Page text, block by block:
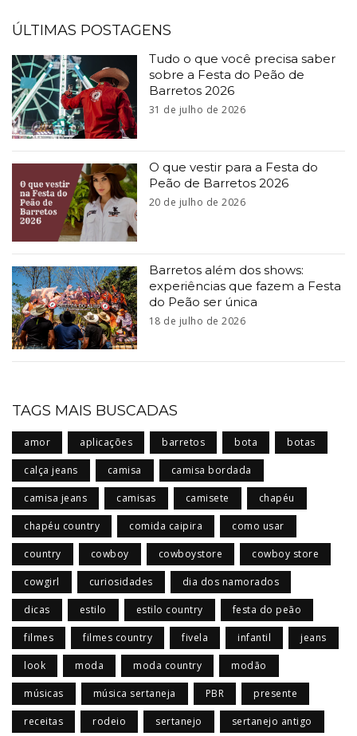
ÚLTIMAS POSTAGENS
Tudo o que você precisa saber
sobre a Festa do Peão de
Barretos 2026
31 de julho de 2026
O que vestir para a Festa do
Peão de Barretos 2026
20 de julho de 2026
Barretos além dos shows:
experiências que fazem a Festa
do Peão ser única
18 de julho de 2026
TAGS MAIS BUSCADAS
amor aplicações barretos bota botas
calça jeans camisa camisa bordada
camisa jeans camisas camisete chapéu
chapéu country comida caipira como usar
country cowboy cowboystore cowboy store
cowgirl curiosidades dia dos namorados
dicas estilo estilo country festa do peão
filmes filmes country fivela infantil jeans
look moda moda country modão
músicas música sertaneja PBR presente
receitas rodeio sertanejo sertanejo antigo